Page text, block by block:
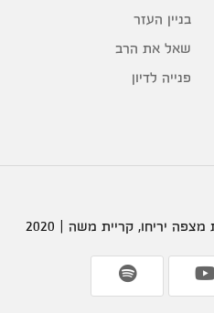
בניין העזר
שאל את הרב
פנייה לדיון
יריחו, קריית משה | 2020